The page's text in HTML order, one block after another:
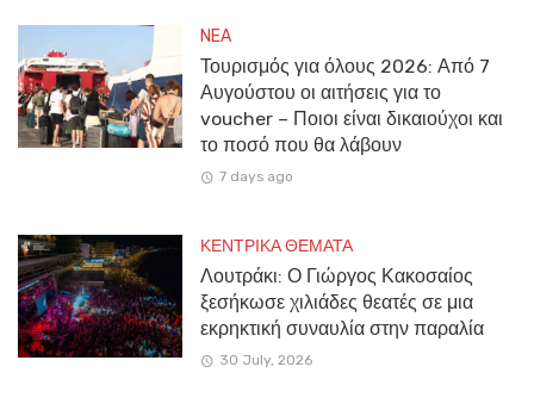
NEA
Τουρισμός για όλους 2026: Από 7
Αυγούστου οι αιτήσεις για το
voucher – Ποιοι είναι δικαιούχοι και
το ποσό που θα λάβουν
7 days ago
ΚΕΝΤΡΙΚΑ ΘΕΜΑΤΑ
Λουτράκι: Ο Γιώργος Κακοσαίος
ξεσήκωσε χιλιάδες θεατές σε μια
εκρηκτική συναυλία στην παραλία
30 July, 2026